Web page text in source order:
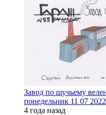
Завод по щучьему
понедельник 11 07 2022
4 года назад